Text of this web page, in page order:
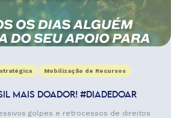
Mobilização de Recursos
MAIS DOADOR! #DIADEDOAR
golpes e retrocessos de direitos